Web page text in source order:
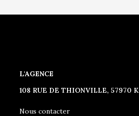
L'AGENCE
108 RUE DE THIONVILLE, 57970
Nous contacter